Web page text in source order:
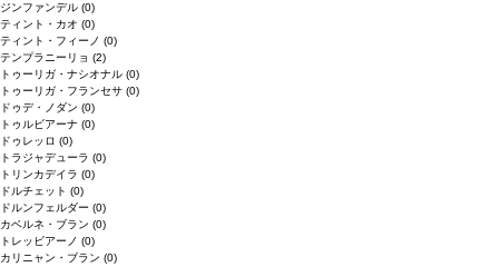
ジンファンデル (0)
ティント・カオ (0)
ティント・フィーノ (0)
テンプラニーリョ (2)
トゥーリガ・ナシオナル (0)
トゥーリガ・フランセサ (0)
ドゥデ・ノダン (0)
トゥルビアーナ (0)
ドゥレッロ (0)
トラジャデューラ (0)
トリンカデイラ (0)
ドルチェット (0)
ドルンフェルダー (0)
カベルネ・ブラン (0)
トレッビアーノ (0)
カリニャン・ブラン (0)